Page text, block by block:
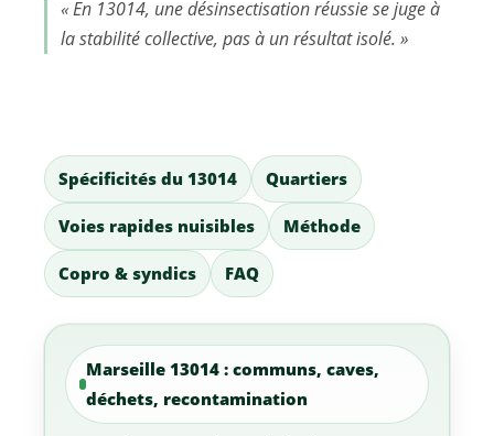
« En 13014, une désinsectisation réussie se juge à
la stabilité collective, pas à un résultat isolé. »
Spécificités du 13014 Quartiers
Voies rapides nuisibles Méthode
Copro & syndics FAQ
Marseille 13014 : communs, caves,
déchets, recontamination